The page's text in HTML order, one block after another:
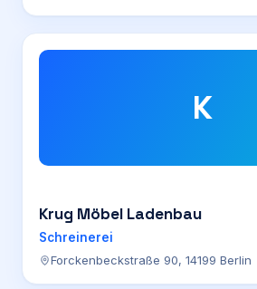
K
Krug Möbel Ladenbau
Schreinerei
Forckenbeckstraße 90, 14199 Berlin